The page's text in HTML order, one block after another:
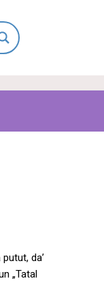
da’
„Tatal